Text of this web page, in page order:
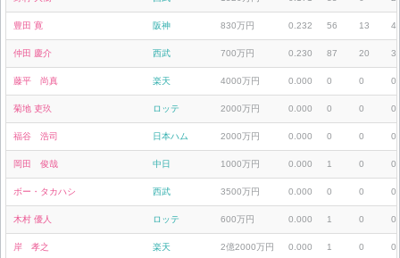
豊田 寛 阪神 830万円 0.232 56 13 4
仲田 慶介 西武 700万円 0.230 87 20 3
藤平 尚真 楽天 4000万円 0.000 0 0 0
菊地 吏玖 ロッテ 2000万円 0.000 0 0 0
福谷 浩司 日本ハム 2000万円 0.000 0 0 0
岡田 俊哉 中日 1000万円 0.000 1 0 0
ボー・タカハシ 西武 3500万円 0.000 0 0 0
木村 優人 ロッテ 600万円 0.000 1 0 0
岸 孝之 楽天 2億2000万円 0.000 1 0 0